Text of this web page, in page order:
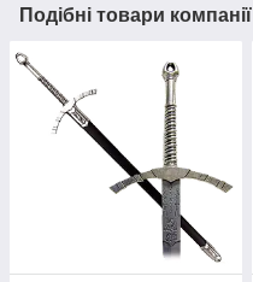
Подібні товари компанії